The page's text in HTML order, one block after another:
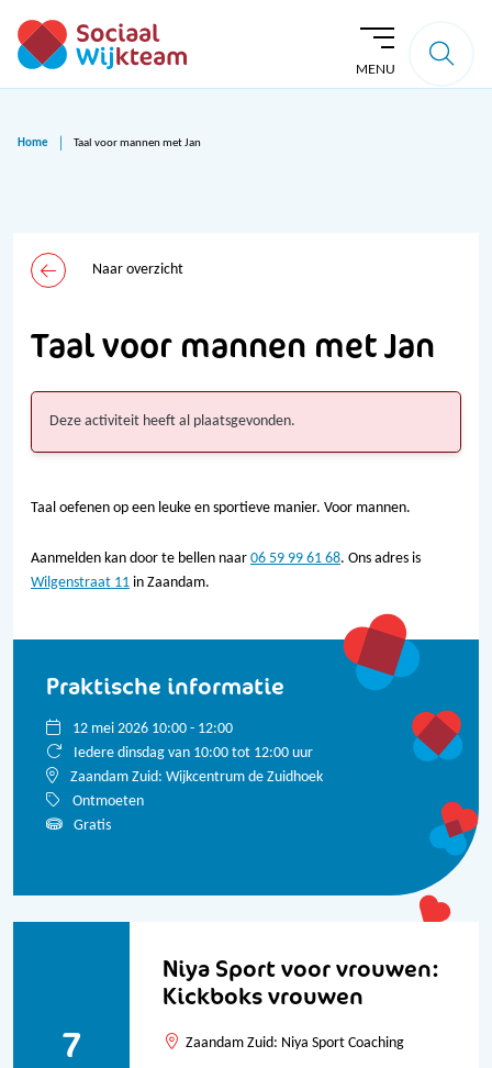
MENU
Home Taal voor mannen met Jan
Naar overzicht
Taal voor mannen met Jan
Deze activiteit heeft al plaatsgevonden.
Taal oefenen op een leuke en sportieve manier. Voor mannen.
Aanmelden kan door te bellen naar 06 59 99 61 68. Ons adres is
Wilgenstraat 11 in Zaandam.
Praktische informatie
12 mei 2026 10:00 - 12:00
Iedere dinsdag van 10:00 tot 12:00 uur
Zaandam Zuid: Wijkcentrum de Zuidhoek
Ontmoeten
Gratis
Niya Sport voor vrouwen:
Kickboks vrouwen
7 Zaandam Zuid: Niya Sport Coaching